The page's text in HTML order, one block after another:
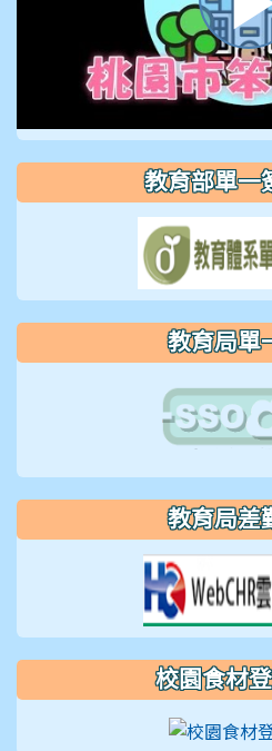
教育部單一
教育局單
教育局差
校園食材